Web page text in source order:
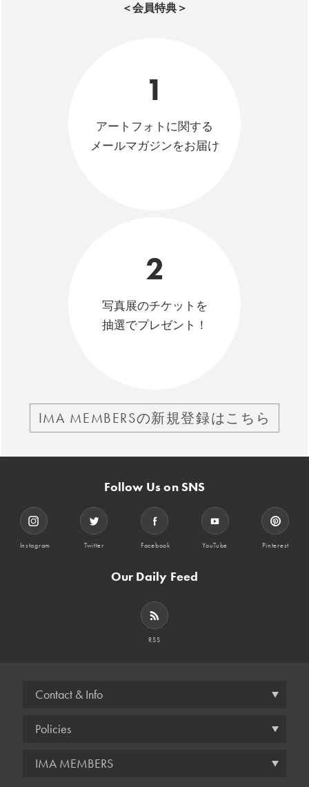
＜会員特典＞
1
アートフォトに関する
メールマガジンをお届け
2
写真展のチケットを
抽選でプレゼント！
IMA MEMBERSの新規登録はこちら
Follow Us on SNS
Instagram Twitter Facebook YouTube Pinterest
Our Daily Feed
RSS
Contact & Info
Policies
IMA MEMBERS